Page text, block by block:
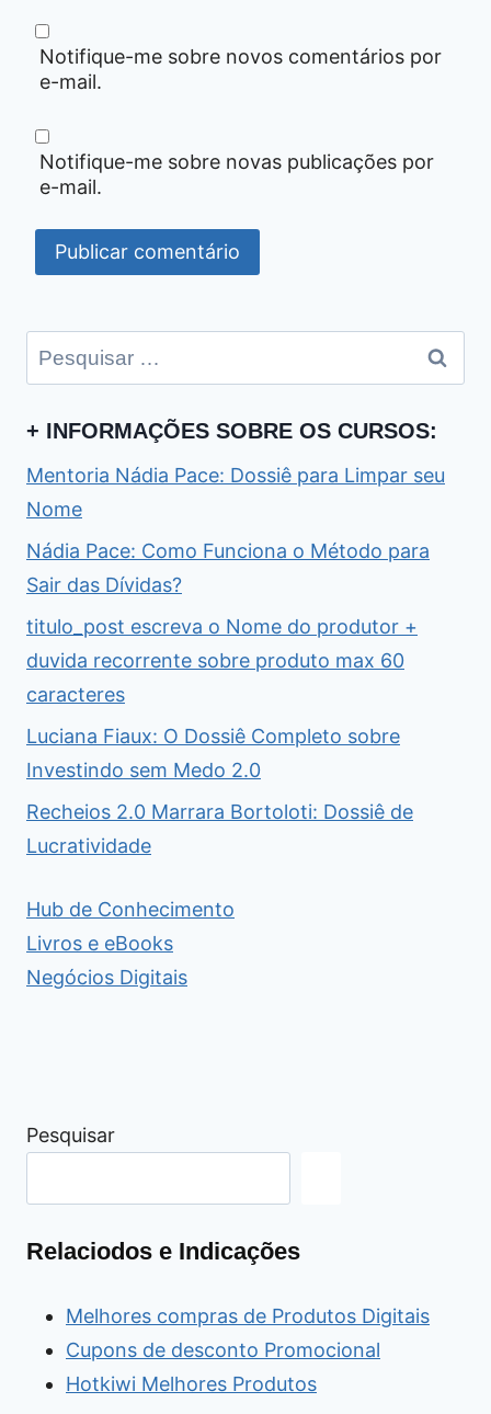
Notifique-me sobre novos comentários por
e-mail.
Notifique-me sobre novas publicações por
e-mail.
Pesquisar
por:
+ INFORMAÇÕES SOBRE OS CURSOS:
Mentoria Nádia Pace: Dossiê para Limpar seu
Nome
Nádia Pace: Como Funciona o Método para
Sair das Dívidas?
titulo_post escreva o Nome do produtor +
duvida recorrente sobre produto max 60
caracteres
Luciana Fiaux: O Dossiê Completo sobre
Investindo sem Medo 2.0
Recheios 2.0 Marrara Bortoloti: Dossiê de
Lucratividade
Hub de Conhecimento
Livros e eBooks
Negócios Digitais
Pesquisar
Relaciodos e Indicações
Melhores compras de Produtos Digitais
Cupons de desconto Promocional
Hotkiwi Melhores Produtos